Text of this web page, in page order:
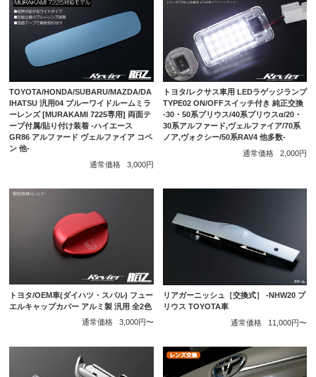
TOYOTA/HONDA/SUBARU/MAZDA/DA
IHATSU 汎用04 ブルーワイドルームミラ
ーレンズ [MURAKAMI 7225専用] 両面テ
ープ付属/貼り付け装着 -ハイエース
GR86 アルファード ヴェルファイア コペ
ン 他-
通常価格
3,000円
トヨタ/レクサス車用 LEDラゲッジランプ
TYPE02 ON/OFFスイッチ付き 純正交換
-30・50系プリウス/40系プリウスα/20・
30系アルファード,ヴェルファイア/70系
ノア,ヴォクシー/50系RAV4 他多数-
通常価格
2,000円
トヨタ/OEM車(ダイハツ・スバル) フュー
エルキャップカバー アルミ製 汎用 全2色
通常価格
3,000円〜
リアガーニッシュ［交換式］ -NHW20 プ
リウス TOYOTA車
通常価格
11,000円〜